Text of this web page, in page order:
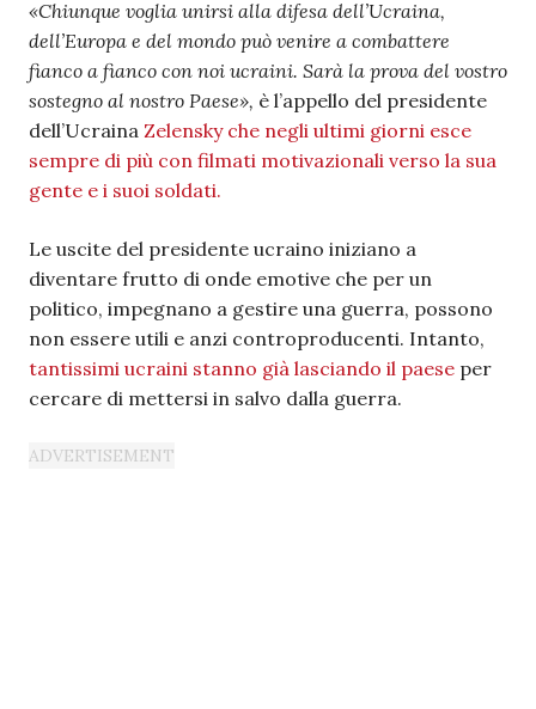
«Chiunque voglia unirsi alla difesa dell’Ucraina,
dell’Europa e del mondo può venire a combattere
fianco a fianco con noi ucraini. Sarà la prova del vostro
sostegno al nostro Paese», è l’appello del presidente
dell’Ucraina Zelensky che negli ultimi giorni esce
sempre di più con filmati motivazionali verso la sua
gente e i suoi soldati.
Le uscite del presidente ucraino iniziano a
diventare frutto di onde emotive che per un
politico, impegnano a gestire una guerra, possono
non essere utili e anzi controproducenti. Intanto,
tantissimi ucraini stanno già lasciando il paese per
cercare di mettersi in salvo dalla guerra.